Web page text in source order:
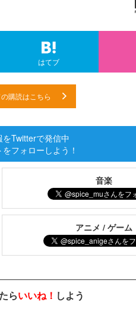
はてブ
購読はこちら
Twitterで発信中
フォローしよう！
音楽
アニメ / ゲーム
らいいね！ しよう